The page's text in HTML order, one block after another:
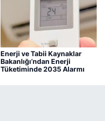
Enerji ve Tabii Kaynaklar
Bakanlığı’ndan Enerji
Tüketiminde 2035 Alarmı